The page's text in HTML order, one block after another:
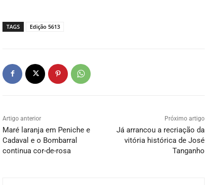
TAGS Edição 5613
Artigo anterior
Maré laranja em Peniche e
Cadaval e o Bombarral
continua cor-de-rosa
Próximo artigo
Já arrancou a recriação da
vitória histórica de José
Tanganho